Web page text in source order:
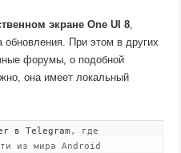
экране One UI 8,
обновления. При этом в других
форумы, о подобной
она имеет локальный
в Telegram , где
из мира Android